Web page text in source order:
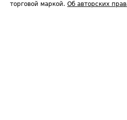
торговой маркой. Об авторских